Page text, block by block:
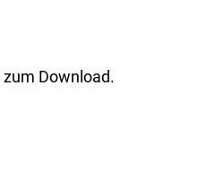
Download.